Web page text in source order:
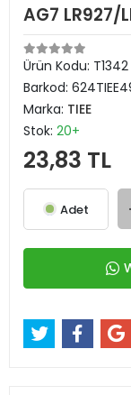
AG7 LR927/
Ürün Kodu: T1342
Barkod:
Marka: TIEE
Stok: 20+
23,83 TL
Adet